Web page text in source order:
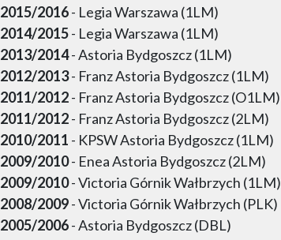
2015/2016- Legia Warszawa (1LM)
2014/2015- Legia Warszawa (1LM)
2013/2014- Astoria Bydgoszcz (1LM)
2012/2013- Franz Astoria Bydgoszcz (1LM)
2011/2012- Franz Astoria Bydgoszcz (O1LM)
2011/2012- Franz Astoria Bydgoszcz (2LM)
2010/2011 - KPSW Astoria Bydgoszcz (1LM)
2009/2010- Enea Astoria Bydgoszcz (2LM)
2009/2010- Victoria Górnik Wałbrzych (1LM)
2008/2009- Victoria Górnik Wałbrzych (PLK)
2005/2006- Astoria Bydgoszcz (DBL)